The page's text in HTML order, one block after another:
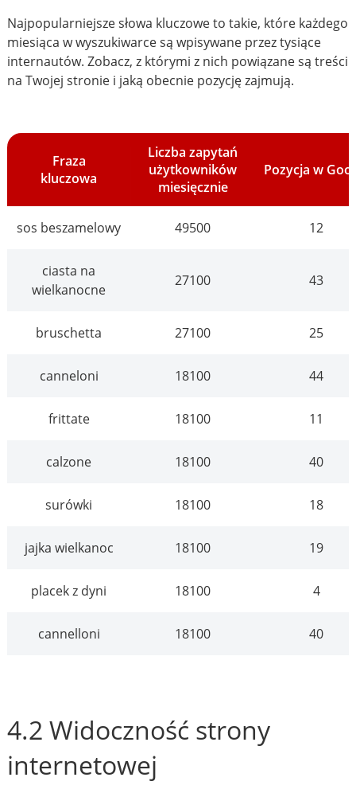
Najpopularniejsze słowa kluczowe to takie, które każdego
miesiąca w wyszukiwarce są wpisywane przez tysiące
internautów. Zobacz, z którymi z nich powiązane są treści
na Twojej stronie i jaką obecnie pozycję zajmują.
Fraza
kluczowa
Liczba zapytań
użytkowników
miesięcznie
Pozycja w
sos beszamelowy 49500 12
ciasta na
wielkanocne
27100 43
bruschetta 27100 25
canneloni 18100 44
frittate 18100 11
calzone 18100 40
surówki 18100 18
jajka wielkanoc 18100 19
placek z dyni 18100 4
cannelloni 18100 40
4.2 Widoczność strony
internetowej